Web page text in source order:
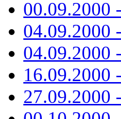
00.09.2000
04.09.2000
04.09.2000
16.09.2000
27.09.2000